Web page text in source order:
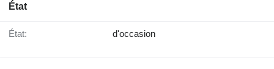
État
État: d'occasion